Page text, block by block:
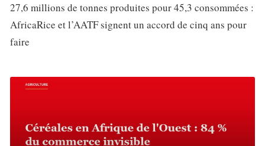
27,6 millions de tonnes produites pour 45,3 consommées :
AfricaRice et l’AATF signent un accord de cinq ans pour
faire